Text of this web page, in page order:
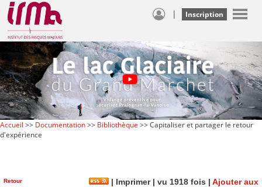
| Inscription
Accueil >> Documentation>> Bibliothèque >> Capitaliser et partager le retour
d'expérience
Retour | Imprimer| vu 1918 fois | Ajouter aux